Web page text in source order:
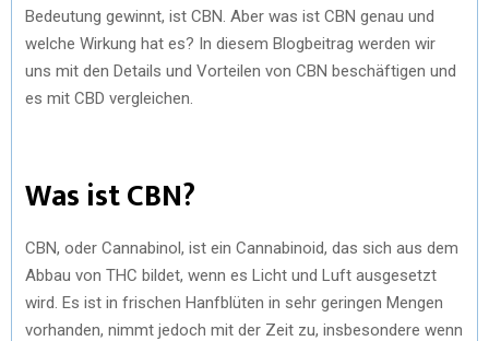
Bedeutung gewinnt, ist CBN. Aber was ist CBN genau und
welche Wirkung hat es? In diesem Blogbeitrag werden wir
uns mit den Details und Vorteilen von CBN beschäftigen und
es mit CBD vergleichen.
Was ist CBN?
CBN, oder Cannabinol, ist ein Cannabinoid, das sich aus dem
Abbau von THC bildet, wenn es Licht und Luft ausgesetzt
wird. Es ist in frischen Hanfblüten in sehr geringen Mengen
vorhanden, nimmt jedoch mit der Zeit zu, insbesondere wenn